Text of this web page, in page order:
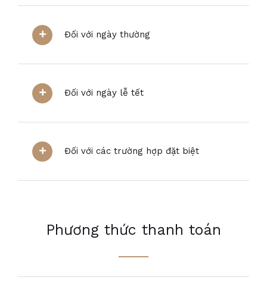
Đối với ngày thường
Đối với ngày lễ tết
Đối với các trường hợp đặt biệt
Phương thức thanh toán